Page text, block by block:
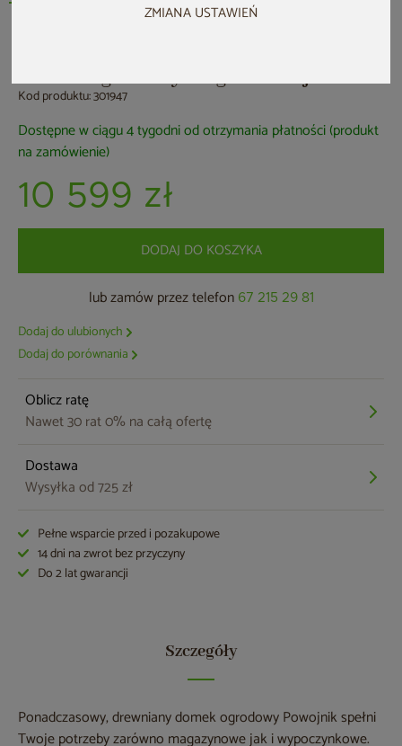
ZMIANA USTAWIEŃ
Domek ogrodowy Megiw Powojnik
Kod produktu: 301947
Dostępne w ciągu 4 tygodni od otrzymania płatności (produkt
na zamówienie)
10 599 zł
DODAJ DO KOSZYKA
lub zamów przez telefon 67 215 29 81
Dodaj do ulubionych
Dodaj do porównania
Oblicz ratę
Nawet 30 rat 0% na całą ofertę
Dostawa
Wysyłka od 725 zł
Pełne wsparcie przed i pozakupowe
14 dni na zwrot bez przyczyny
Do 2 lat gwarancji
Szczegóły
Ponadczasowy, drewniany domek ogrodowy Powojnik spełni
Twoje potrzeby zarówno magazynowe jak i wypoczynkowe.